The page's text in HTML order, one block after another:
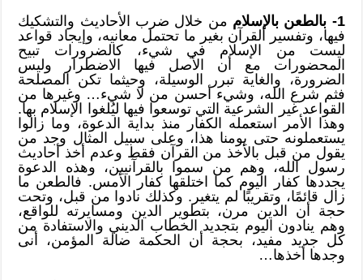
1- بالطعن بالإسلام من خلال ضرب الأحاديث والتشكيك
فيها، وتفسير القرآن بغير ما تحتمل معانيه، وإيجاد قواعد
ليست من الإسلام في شيء، كالضرورات تبيح
المحضورات مع أن الأصل فيها الاضطرار وليس
الضرورة، والغاية تبرر الوسيلة، وحيثما تكن المصلحة
فثم شرع الله، وشيء أحسن من لا شيء… وغيرها من
القواعد غير الشرعية التي توسعوا فيها ليُلغوا الإسلام بها.
وهذا الأمر استعمله الكفار منذ بداية الدعوة، وما زالوا
يستعملونه حتى يومنا هذا، وعلى سبيل المثال وجد من
يقول من قبل بالأخذ من القرآن فقط وعدم أخذ أحاديث
رسول الله، وهم من سموا بالقرآنيين، وهذه الدعوة
يجددها كفار اليوم كما اختلقها كفار الأمس. فالطعن ما
زال قائمًا، وتقريبًا لم يتغير. وكذلك نادوا من قبل، وتحت
حجة أن الدين مرن، بتطوير الدين ومسايرته للواقع،
وهم ينادون اليوم بتجديد الخطاب الديني والاستفادة من
كل جديد مفيد، بحجة أن الحكمة ضالة المؤمن، أنى
وجدها أخذها…